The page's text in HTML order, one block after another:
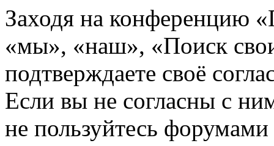
Заходя на конференцию
«мы», «наш», «Поиск
подтверждаете своё
Если вы не согласны с
не пользуйтесь